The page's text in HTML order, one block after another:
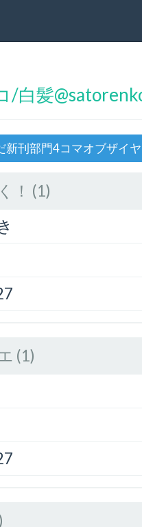
/白髪
刊部門4コマオブザイ
！ (1)
(1)